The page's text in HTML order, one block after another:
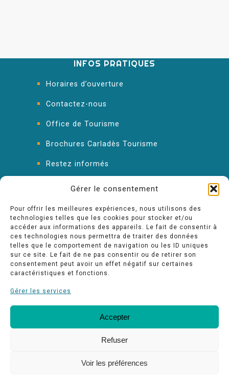
Gérer le consentement
Pour offrir les meilleures expériences, nous utilisons des
technologies telles que les cookies pour stocker et/ou
accéder aux informations des appareils. Le fait de consentir à
ces technologies nous permettra de traiter des données
telles que le comportement de navigation ou les ID uniques
sur ce site. Le fait de ne pas consentir ou de retirer son
consentement peut avoir un effet négatif sur certaines
caractéristiques et fonctions.
Gérer les services
Accepter
Refuser
Voir les préférences
INFOS PRATIQUES
Horaires d’ouverture
Contactez-nous
Office de Tourisme
Brochures Carladès Tourisme
Restez informés
FAQ : les réponses à vos questions
Nos engagements Qualité